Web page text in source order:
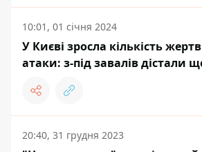
10:01, 01 січня 2024
У Києві зросла кількість
атаки: з-під завалів дістали
20:40, 31 грудня 2023